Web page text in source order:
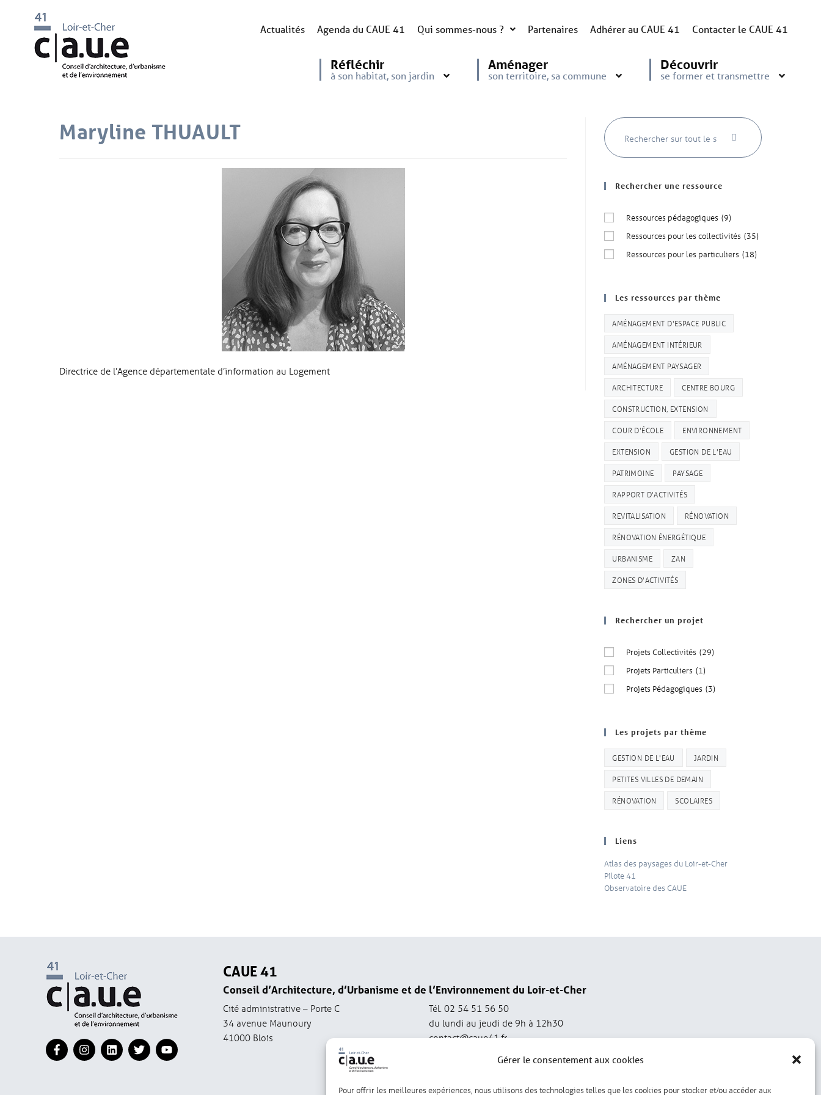
Gérer le consentement aux cookies
Pour offrir les meilleures expériences, nous utilisons des technologies telles que les cookies pour stocker et/ou accéder aux
Actualités Agenda du CAUE 41 Qui sommes-nous ? Partenaires Adhérer au CAUE 41 Contacter le CAUE 41
Réfléchir
à son habitat, son jardin
Aménager
son territoire, sa commune
Découvrir
se former et transmettre
Maryline THUAULT
Directrice de l’Agence départementale d’information au Logement
Rechercher une ressource
Ressources pédagogiques (9)
Ressources pour les collectivités (35)
Ressources pour les particuliers (18)
Les ressources par thème
AMÉNAGEMENT D'ESPACE PUBLIC
AMÉNAGEMENT INTÉRIEUR
AMÉNAGEMENT PAYSAGER
ARCHITECTURE CENTRE BOURG
CONSTRUCTION, EXTENSION
COUR D'ÉCOLE ENVIRONNEMENT
EXTENSION GESTION DE L'EAU
PATRIMOINE PAYSAGE
RAPPORT D'ACTIVITÉS
REVITALISATION RÉNOVATION
RÉNOVATION ÉNERGÉTIQUE
URBANISME ZAN
ZONES D'ACTIVITÉS
Rechercher un projet
Projets Collectivités (29)
Projets Particuliers (1)
Projets Pédagogiques (3)
Les projets par thème
GESTION DE L'EAU JARDIN
PETITES VILLES DE DEMAIN
RÉNOVATION SCOLAIRES
Liens
Atlas des paysages du Loir-et-Cher
Pilote 41
Observatoire des CAUE
CAUE 41
Conseil d’Architecture, d’Urbanisme et de l’Environnement du Loir-et-Cher
Cité administrative – Porte C
34 avenue Maunoury
41000 Blois
Tél. 02 54 51 56 50
du lundi au jeudi de 9h à 12h30
contact@caue41.fr